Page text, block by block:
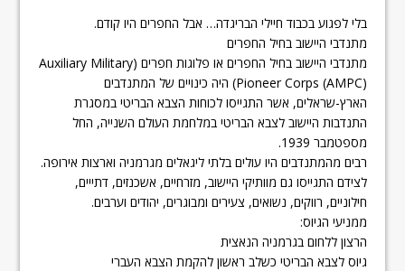
בלי לפגוע בכבוד חיילי הבריגדה… אבל החפרים היו קודם.
מתנדבי היישוב בחיל החפרים
מתנדבי היישוב בחיל החפרים או פלוגות חפרים (Auxiliary Military
Pioneer Corps (AMPC)) היה כינויים של המתנדבים
הארץ-שראלים, אשר התגייסו לכוחות הצבא הבריטי במסגרת
התנדבות היישוב לצבא הבריטי במלחמת העולם השנייה, החל
מספטמבר 1939.
רבים מהמתנדבים היו עולים בלתי ליגאלים מגרמניה וארצות אירופה.
לצידם התגייסו גם מוותיקי היישוב, מזרחיים, אשכנזים, דתייים,
חילוניים, רווקים, נשואים, צעירים ומבוגרים, יהודים וערבים.
ממניעי הגיוס:
הרצון ללחום בגרמניה הנאצית
גיוס לצבא הבריטי כשלב ראשון להקמת הצבא העברי